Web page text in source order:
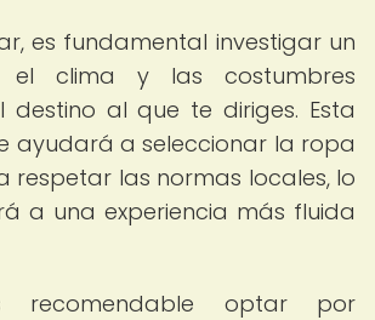
es fundamental investigar un
el clima y las costumbres
destino al que te diriges. Esta
ayudará a seleccionar la ropa
respetar las normas locales, lo
a una experiencia más fluida
recomendable optar por